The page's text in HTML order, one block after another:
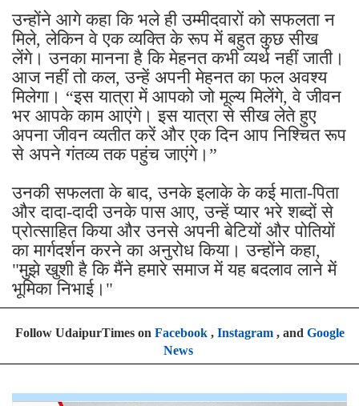
उन्होंने आगे कहा कि भले ही उम्मीदवारों को सफलता न
मिले, लेकिन वे एक व्यक्ति के रूप में बहुत कुछ सीख
लेंगे। उनका मानना ​​है कि मेहनत कभी व्यर्थ नहीं जाती।
आज नहीं तो कल, उन्हें अपनी मेहनत का फल अवश्य
मिलेगा। “इस यात्रा में आपको जो मूल्य मिलेंगे, वे जीवन
भर आपके काम आएंगे। इस यात्रा से सीख लेते हुए
अपना जीवन व्यतीत करें और एक दिन आप निश्चित रूप
से अपने गंतव्य तक पहुंच जाएंगे।”
उनकी सफलता के बाद, उनके इलाके के कई माता-पिता
और दादा-दादी उनके पास आए, उन्हें प्यार भरे शब्दों से
प्रोत्साहित किया और उनसे अपनी बेटियों और पोतियों
का मार्गदर्शन करने का अनुरोध किया। उन्होंने कहा,
"मुझे खुशी है कि मैंने हमारे समाज में यह बदलाव लाने में
भूमिका निभाई।"
Follow UdaipurTimes on Facebook, Instagram, and Google
News